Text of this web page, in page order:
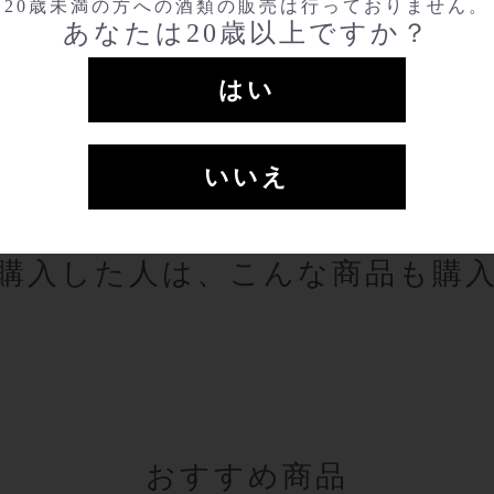
20歳未満の方への酒類の販売は行っておりません。
あなたは20歳以上ですか？
はい
いいえ
関連商品
入した人は、こんな商品も購
おすすめ商品